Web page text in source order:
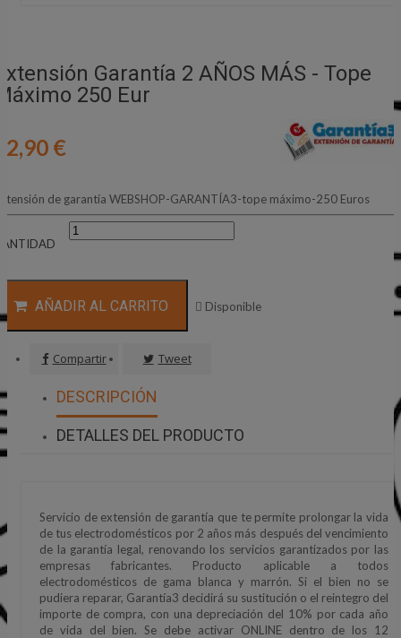
Garantía 2 AÑOS MÁS - Tope
250 Eur
€
de garantía WEBSHOP-GARANTÍA3-tope máximo-250 Euros
AÑADIR AL CARRITO  Disponible
Compartir Tweet
DESCRIPCIÓN
DETALLES DEL PRODUCTO
Servicio de extensión de garantía que te permite prolongar la vida
de tus electrodomésticos por 2 años más después del vencimiento
de la garantía legal, renovando los servicios garantizados por las
empresas fabricantes. Producto aplicable a todos
electrodomésticos de gama blanca y marrón. Si el bien no se
pudiera reparar, Garantía3 decidirá su sustitución o el reintegro del
importe de compra, con una depreciación del 10% por cada año
de vida del bien. Se debe activar ONLINE dentro de los 12